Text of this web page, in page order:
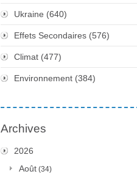
Ukraine (640)
Effets Secondaires (576)
Climat (477)
Environnement (384)
Archives
2026
Août (34)